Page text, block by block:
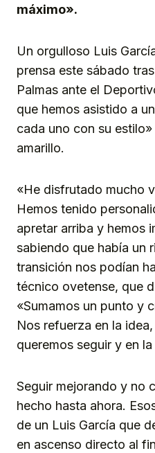
máximo».
Un orgulloso Luis
prensa este sábado
Palmas ante el
que hemos asistido a
cada uno con su
amarillo.
«He disfrutado mucho
Hemos tenido
apretar arriba y hemos
sabiendo que había un
transición nos podían
técnico ovetense, que
«Sumamos un punto y
Nos refuerza en la
queremos seguir y en
Seguir mejorando y no
hecho hasta ahora.
de un Luis García que
en ascenso directo al